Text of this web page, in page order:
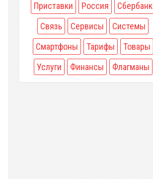
Приставки
Россия
Сбербанк
Связь
Сервисы
Системы
Смартфоны
Тарифы
Товары
Услуги
Финансы Флагманы